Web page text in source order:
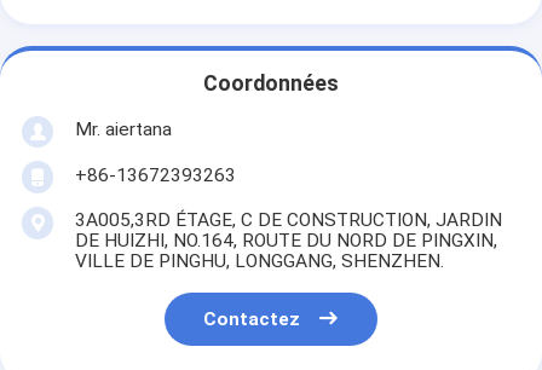
Coordonnées
Mr. aiertana
+86-13672393263
3A005,3RD ÉTAGE, C DE CONSTRUCTION, JARDIN
DE HUIZHI, NO.164, ROUTE DU NORD DE PINGXIN,
VILLE DE PINGHU, LONGGANG, SHENZHEN.
Contactez